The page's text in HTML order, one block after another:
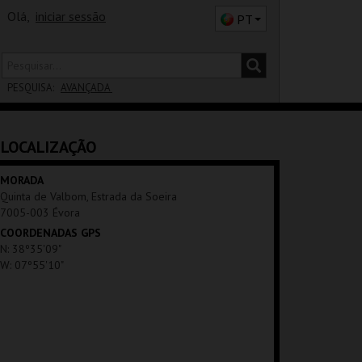
Olá, iniciar sessão PT
PESQUISA: AVANÇADA
SALA
LOCALIZAÇÃO
MORADA
Quinta de Valbom, Estrada da Soeira
7005-003 Évora
COORDENADAS GPS
N: 38º35'09"
W: 07º55'10"